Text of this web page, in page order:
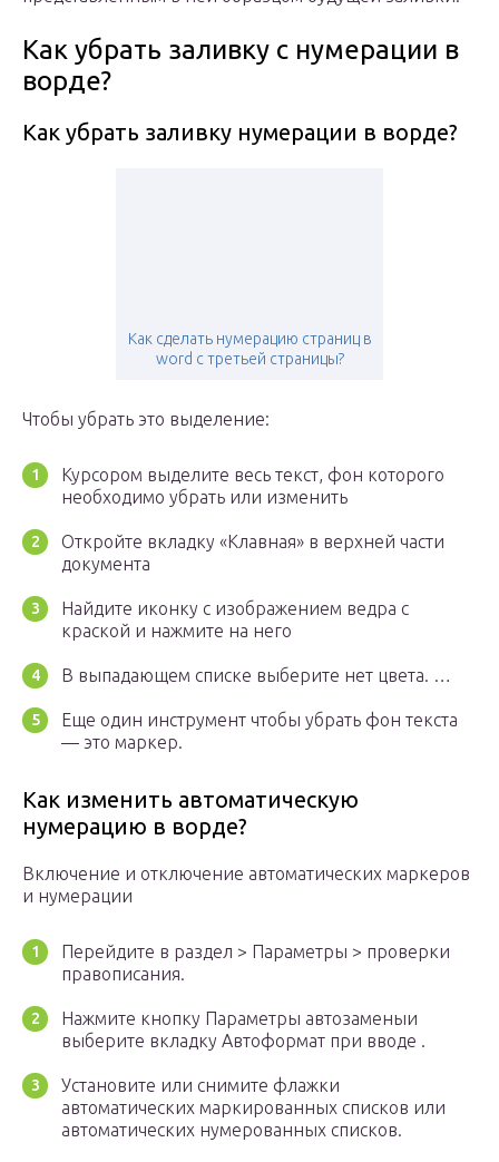
Как убрать заливку с нумерации в
ворде?
Как убрать заливку нумерации в ворде?
Как сделать нумерацию страниц в
word с третьей страницы?
Чтобы убрать это выделение:
Курсором выделите весь текст, фон которого
необходимо убрать или изменить
Откройте вкладку «Клавная» в верхней части
документа
Найдите иконку с изображением ведра с
краской и нажмите на него
В выпадающем списке выберите нет цвета. …
Еще один инструмент чтобы убрать фон текста
— это маркер.
Как изменить автоматическую
нумерацию в ворде?
Включение и отключение автоматических маркеров
и нумерации
Перейдите в раздел > Параметры > проверки
правописания.
Нажмите кнопку Параметры автозаменыи
выберите вкладку Автоформат при вводе .
Установите или снимите флажки
автоматических маркированных списков или
автоматических нумерованных списков.